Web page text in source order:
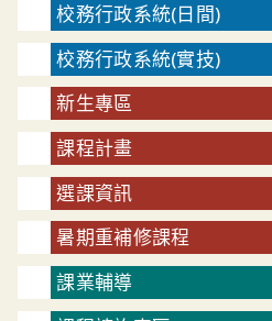
校務行政系統(日間)
校務行政系統(實技)
新生專區
課程計畫
選課資訊
暑期重補修課程
課業輔導